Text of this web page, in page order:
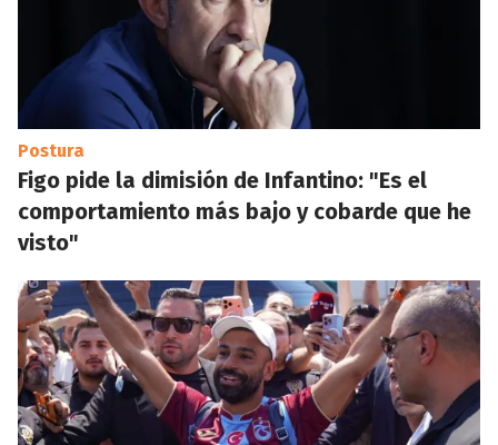
Postura
Figo pide la dimisión de Infantino: "Es el
comportamiento más bajo y cobarde que he
visto"